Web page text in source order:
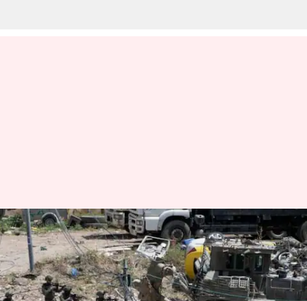
IDF-Hamas-West bank: ఐడీఎఫ్
కాల్పుల్లో హమాస్ వెస్ట్ బ్యాంక్
కమాండర్ మృతి..మరో ముగ్గురు
కూడా..